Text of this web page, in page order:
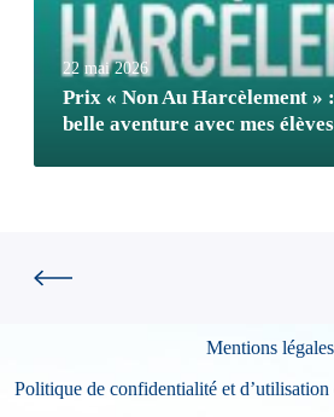
22 mai 2026
Prix « Non Au Harcèlement »
belle aventure avec mes élèves
Mentions légales
Politique de confidentialité et d’utilisation